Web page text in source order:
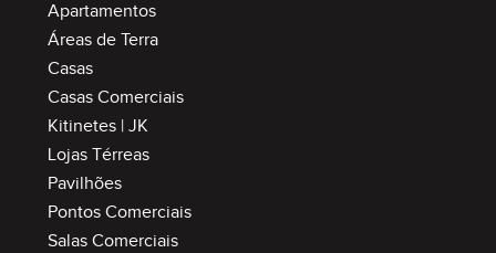
Apartamentos
Áreas de Terra
Casas
Casas Comerciais
Kitinetes | JK
Lojas Térreas
Pavilhões
Pontos Comerciais
Salas Comerciais